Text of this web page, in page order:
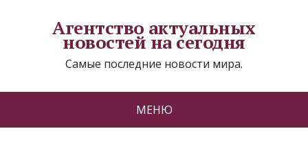
Агентство актуальных
новостей на сегодня
Самые последние новости мира.
МЕНЮ